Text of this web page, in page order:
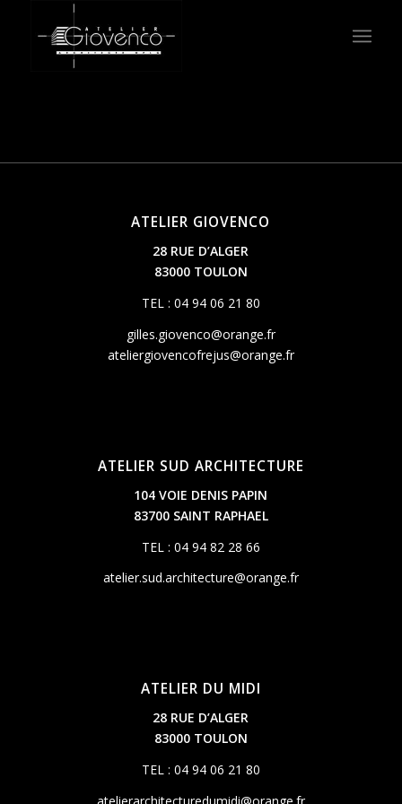
ATELIER GIOVENCO
28 RUE D’ALGER
83000 TOULON
TEL : 04 94 06 21 80
gilles.giovenco@orange.fr
ateliergiovencofrejus@orange.fr
ATELIER SUD ARCHITECTURE
104 VOIE DENIS PAPIN
83700 SAINT RAPHAEL
TEL : 04 94 82 28 66
atelier.sud.architecture@orange.fr
ATELIER DU MIDI
28 RUE D’ALGER
83000 TOULON
TEL : 04 94 06 21 80